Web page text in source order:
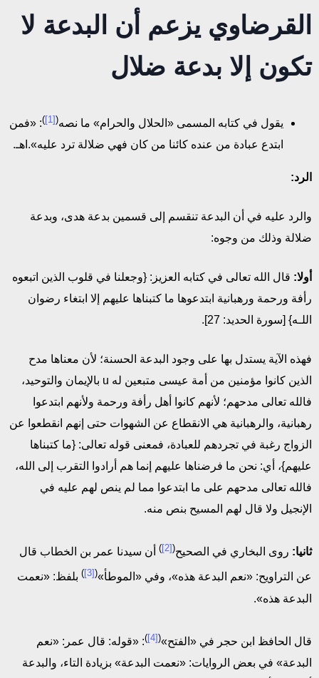
القرضاوي يزعم أن البدعة لا
تكون إلا بدعة ضلال
يقول في كتابه المسمى «الحلال والحرام» ما نصه(
[1]
): «فمن
ابتدع عبادة من عنده كائنا من كان فهي ضلالة ترد عليه».اهـ.
الرد:
والرد عليه في أن البدعة تنقسم إلى قسمين بدعة هدى، وبدعة
ضلالة وذلك من وجوه:
أولا: قال الله تعالى في كتابه العزيز: {وجعلنا في قلوب الذين اتبعوه
رأفة ورحمة ورهبانية ابتدعوها ما كتبناها عليهم إلا ابتغاء رضوان
اللـه} [سورة الحديد: 27].
فهذه الآية يستدل بها على وجود البدعة الحسنة؛ لأن معناها مدح
الذين كانوا مؤمنين من أمة عيسى متبعين له u بالإيمان والتوحيد،
فالله تعالى مدحهم؛ لأنهم كانوا أهل رأفة ورحمة ولأنهم ابتدعوا
رهبانية، والرهبانية هي الانقطاع عن الشهوات حتى إنهم انقطعوا عن
الزواج رغبة في تجردهم للعبادة، فمعنى قوله تعالى: {ما كتبناها
عليهم}، أي: نحن ما فرضناها عليهم إنما هم أرادوا التقرب إلى الله،
فالله تعالى مدحهم على ما ابتدعوا مما لم ينص لهم عليه في
الإنجيل ولا قال لهم المسيح بنص منه.
ثانيا: روى البخاري في الصحيح(
[2]
) أن سيدنا عمر بن الخطاب قال
عن التراويح: «نعم البدعة هذه»، وفي «الموطأ»(
[3]
) بلفظ: «نعمت
البدعة هذه».
قال الحافظ ابن حجر في «الفتح»(
[4]
): «قوله: قال عمر: «نعم
البدعة» في بعض الروايات: «نعمت البدعة» بزيادة التاء، والبدعة